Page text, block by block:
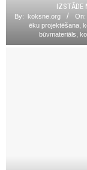
IZSTĀDE
By: koksne.org On:
ēku projektēšana
būvmateriāls